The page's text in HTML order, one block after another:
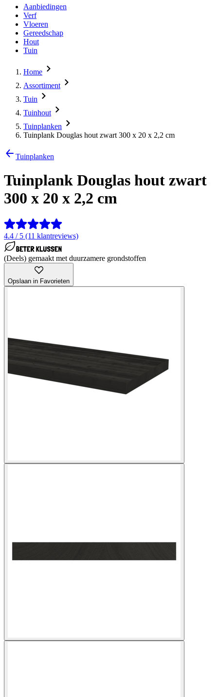
Aanbiedingen
Verf
Vloeren
Gereedschap
Hout
Tuin
Home
Assortiment
Tuin
Tuinhout
Tuinplanken
Tuinplank Douglas hout zwart 300 x 20 x 2,2 cm
Tuinplanken
Tuinplank Douglas hout zwart
300 x 20 x 2,2 cm
4.4 / 5 (11 klantreviews)
(Deels) gemaakt met duurzamere grondstoffen
Opslaan in Favorieten